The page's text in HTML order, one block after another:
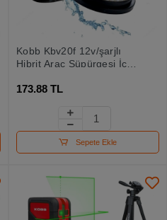
Kobb Kbv20f 12v/şarjlı
Hibrit Araç Süpürgesi İçin
173.88 TL
Sepete Ekle